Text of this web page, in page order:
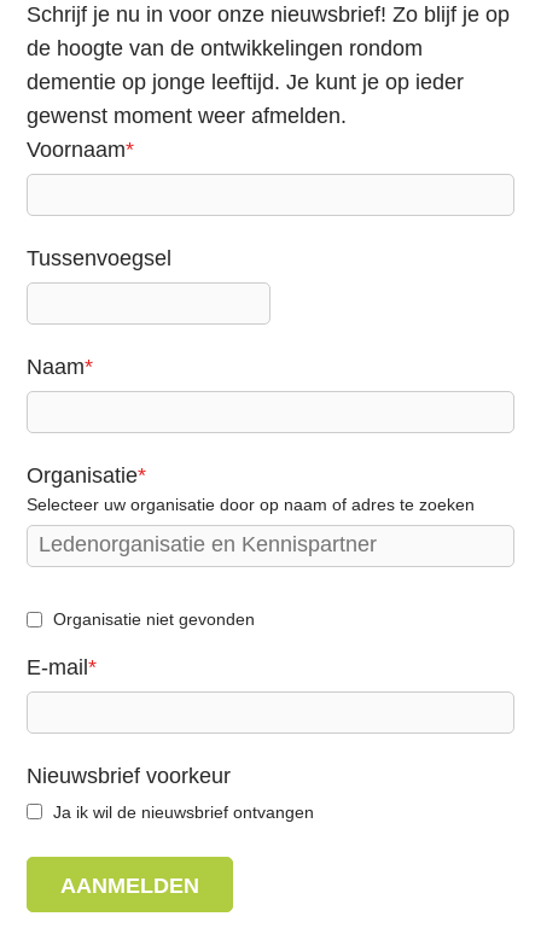
a
r
d
e
n
i
a
t
i
e
S
p
r
i
g
n
a
r
d
Schrijf je nu in voor onze nieuwsbrief! Zo blijf je op
de hoogte van de ontwikkelingen rondom
dementie op jonge leeftijd. Je kunt je op ieder
gewenst moment weer afmelden.
Voornaam*
Tussenvoegsel
Naam*
Organisatie*
Selecteer uw organisatie door op naam of adres te zoeken
Organisatie niet gevonden
E-mail*
Nieuwsbrief voorkeur
Ja ik wil de nieuwsbrief ontvangen
AANMELDEN